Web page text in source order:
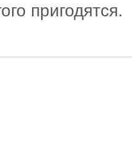
пригодятся.